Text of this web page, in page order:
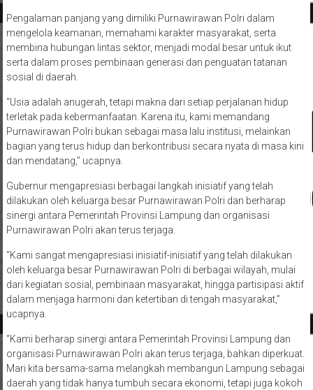
Pengalaman panjang yang dimiliki Purnawirawan Polri dalam
mengelola keamanan, memahami karakter masyarakat, serta
membina hubungan lintas sektor, menjadi modal besar untuk ikut
serta dalam proses pembinaan generasi dan penguatan tatanan
sosial di daerah.
“Usia adalah anugerah, tetapi makna dari setiap perjalanan hidup
terletak pada kebermanfaatan. Karena itu, kami memandang
Purnawirawan Polri bukan sebagai masa lalu institusi, melainkan
bagian yang terus hidup dan berkontribusi secara nyata di masa kini
dan mendatang,” ucapnya.
Gubernur mengapresiasi berbagai langkah inisiatif yang telah
dilakukan oleh keluarga besar Purnawirawan Polri dan berharap
sinergi antara Pemerintah Provinsi Lampung dan organisasi
Purnawirawan Polri akan terus terjaga.
“Kami sangat mengapresiasi inisiatif-inisiatif yang telah dilakukan
oleh keluarga besar Purnawirawan Polri di berbagai wilayah, mulai
dari kegiatan sosial, pembinaan masyarakat, hingga partisipasi aktif
dalam menjaga harmoni dan ketertiban di tengah masyarakat,”
ucapnya.
“Kami berharap sinergi antara Pemerintah Provinsi Lampung dan
organisasi Purnawirawan Polri akan terus terjaga, bahkan diperkuat.
Mari kita bersama-sama melangkah membangun Lampung sebagai
daerah yang tidak hanya tumbuh secara ekonomi, tetapi juga kokoh